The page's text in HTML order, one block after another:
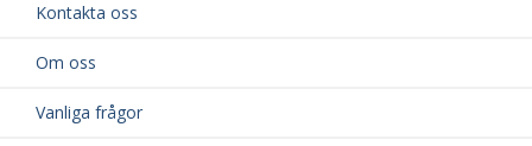
Kontakta oss
Om oss
Vanliga frågor